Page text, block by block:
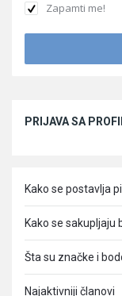
Zapamti me!
PRIJAVA SA
Kako se postavlja
Kako se sakupljaju
Šta su značke i
Najaktivniji članovi